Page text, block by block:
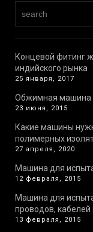
Концевой фитинг
индийского рынка
25 января, 2017
Обжимная машина
23 июня, 2015
Какие машины
полимерных
27 апреля, 2020
Машина для
12 февраля, 2015
Машина для
проводов, кабелей
13 февраля, 2015